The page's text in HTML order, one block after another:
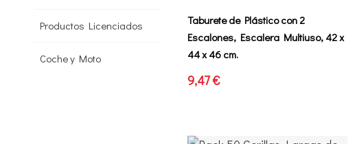
Productos Licenciados
Coche y Moto
Taburete de Plástico con 2
Escalones, Escalera Multiuso, 42 x
44 x 46 cm.
9,47 €